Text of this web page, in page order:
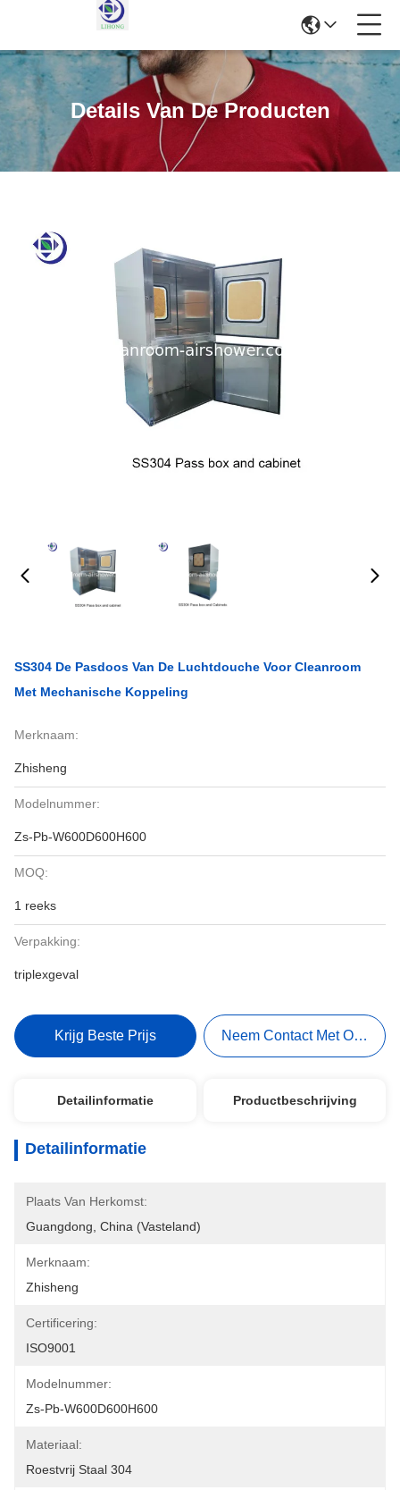
Details Van De Producten
SS304 De Pasdoos Van De Luchtdouche Voor Cleanroom
Met Mechanische Koppeling
Merknaam:
Zhisheng
Modelnummer:
Zs-Pb-W600D600H600
MOQ:
1 reeks
Verpakking:
triplexgeval
Krijg Beste Prijs Neem Contact Met Ons Op
Detailinformatie Productbeschrijving
Detailinformatie
Plaats Van Herkomst:
Guangdong, China (Vasteland)
Merknaam:
Zhisheng
Certificering:
ISO9001
Modelnummer:
Zs-Pb-W600D600H600
Materiaal:
Roestvrij Staal 304